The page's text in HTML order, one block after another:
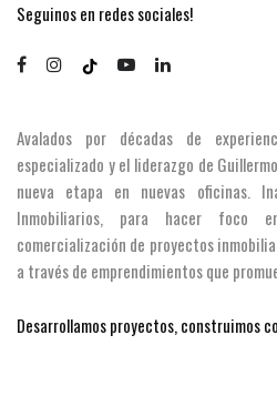
Seguinos en redes sociales!
Avalados por décadas de
especializado y el liderazgo de
nueva etapa en nuevas oficinas.
Inmobiliarios, para hacer foco
comercialización de proyectos
a través de emprendimientos que
Desarrollamos proyectos, construimos